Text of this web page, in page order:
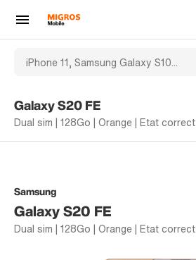
Galaxy S20 FE
Dual sim | 128Go | Orange | Etat correct
Samsung
Galaxy S20 FE
Dual sim | 128Go | Orange | Etat correct